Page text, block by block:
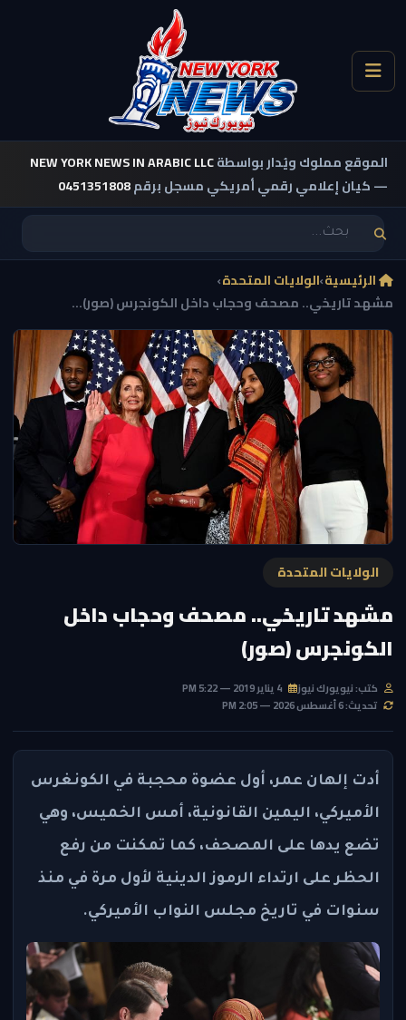
الموقع مملوك ويُدار بواسطةNEW YORK NEWS IN ARABIC LLC
— كيان إعلامي رقمي أمريكي مسجل برقم0451351808
الرئيسية›الولايات المتحدة›
مشهد تاريخي.. مصحف وحجاب داخل الكونجرس (صور)...
الولايات المتحدة
مشهد تاريخي.. مصحف وحجاب داخل
الكونجرس (صور)
كتب: نيويورك نيوز
تحديث: 6 أغسطس 2026 — 2:05 PM
أدت إلهان عمر، أول عضوة محجبة في الكونغرس
الأميركي، اليمين القانونية، أمس الخميس، وهي
تضع يدها على المصحف، كما تمكنت من رفع
الحظر على ارتداء الرموز الدينية لأول مرة في منذ
سنوات في تاريخ مجلس النواب الأميركي.